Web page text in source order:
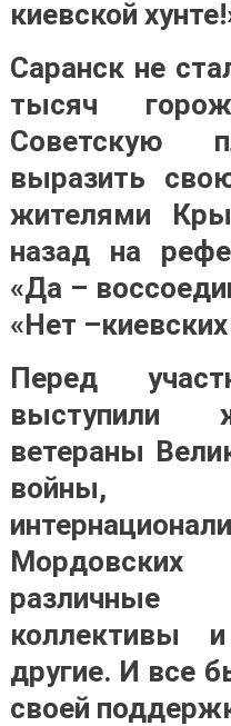
киевской
Саранск не
тысяч
Советскую
выразить
жителями
назад на
«Да –
«Нет
Перед
выступили
ветераны
Мордовских
коллективы
другие. И все
своей